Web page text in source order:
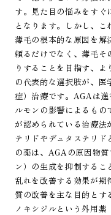
す。見た目の悩みをすぐ
となります。しかし、こ
薄毛の根本的な原因を解
頼るだけでなく、薄毛そ
りすることを目指す、
の代表的な選択肢が、
症）治療です。AGAは
ルモンの影響によるも
が認められている治療法
テリドやデュタステリド
の薬は、AGAの原因物
ン）の生成を抑制する
乱れを改善する効果が期
質の改善を主な目的とす
ノキシジルという外用